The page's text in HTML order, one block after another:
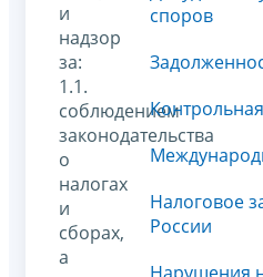
и
надзор
за:
1.1.
соблюдением
законодательства
о
налогах
и
сборах,
а
споров
Налоговое
России